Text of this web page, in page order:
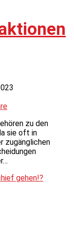
zu den
sie oft in
zugänglichen
gehen!?